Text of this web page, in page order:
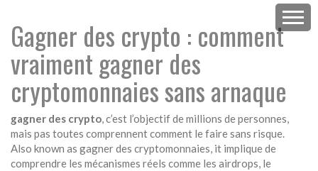
Gagner des crypto : comment
vraiment gagner des
cryptomonnaies sans arnaque
gagner des crypto,c’est l’objectif de millions de personnes,
mais pas toutes comprennent comment le faire sans risque.
Also known as gagner des cryptomonnaies, it implique de
comprendre les mécanismes réels comme les airdrops, le